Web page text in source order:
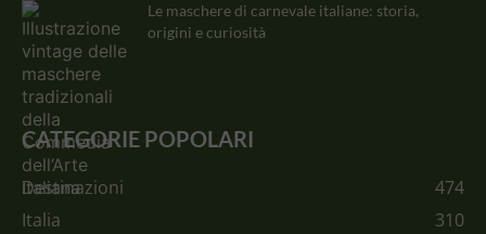
Le maschere di carnevale italiane: storia,
origini e curiosità
CATEGORIE POPOLARI
Destinazioni
474
Italia
310